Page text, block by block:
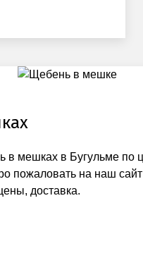
в мешках в Бугульме по
пожаловать на наш
доставка.